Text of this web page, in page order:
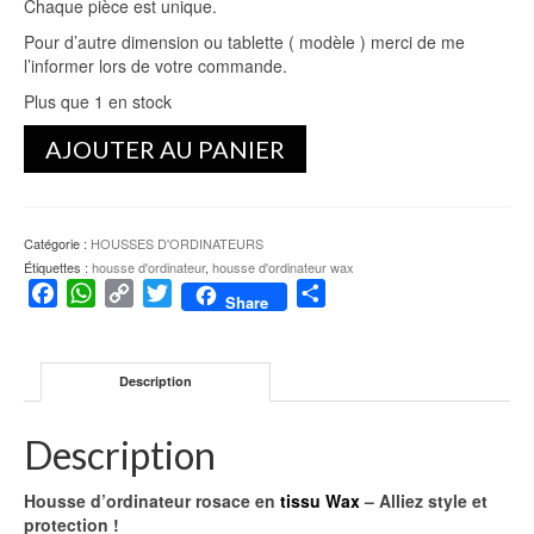
Chaque pièce est unique.
Pour d’autre dimension ou tablette ( modèle ) merci de me
l’informer lors de votre commande.
Plus que 1 en stock
AJOUTER AU PANIER
Catégorie : HOUSSES D'ORDINATEURS
Étiquettes : housse d'ordinateur, housse d'ordinateur wax
FacebookWhatsApp
Copy TwitterShare
Description
Description
Housse d’ordinateur rosace en tissu Wax– Alliez style et
protection !